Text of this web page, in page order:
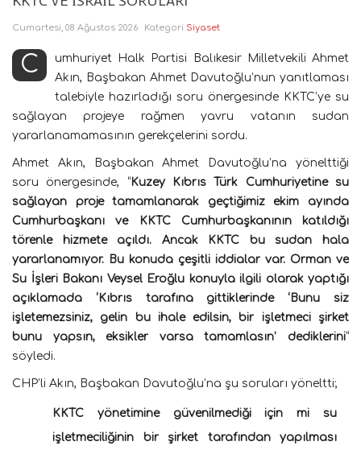
Cumartesi, 08 Ağustos 2026 Kategori Siyaset
Cumhuriyet Halk Partisi Balıkesir Milletvekili Ahmet
Akın, Başbakan Ahmet Davutoğlu’nun yanıtlaması
talebiyle hazırladığı soru önergesinde KKTC’ye su
sağlayan projeye rağmen yavru vatanın sudan
yararlanamamasının gerekçelerini sordu.
Ahmet Akın, Başbakan Ahmet Davutoğlu’na yönelttiği
soru önergesinde, “Kuzey Kıbrıs Türk Cumhuriyetine su
sağlayan proje tamamlanarak geçtiğimiz ekim ayında
Cumhurbaşkanı ve KKTC Cumhurbaşkanının katıldığı
törenle hizmete açıldı. Ancak KKTC bu sudan hala
yararlanamıyor. Bu konuda çeşitli iddialar var. Orman ve
Su İşleri Bakanı Veysel Eroğlu konuyla ilgili olarak yaptığı
açıklamada ‘Kıbrıs tarafına gittiklerinde ‘Bunu siz
işletemezsiniz, gelin bu ihale edilsin, bir işletmeci şirket
bunu yapsın, eksikler varsa tamamlasın’ dediklerini”
söyledi.
CHP’li Akın, Başbakan Davutoğlu’na şu soruları yöneltti;
KKTC yönetimine güvenilmediği için mi su
işletmeciliğinin bir şirket tarafından yapılması